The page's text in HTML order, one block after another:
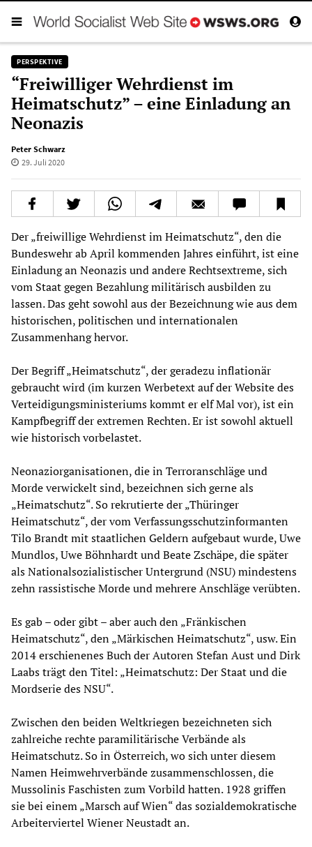
PERSPEKTIVE
“Freiwilliger Wehrdienst im
Heimatschutz” – eine Einladung an
Neonazis
Peter Schwarz
29. Juli 2020
Der „freiwillige Wehrdienst im Heimatschutz“, den die
Bundeswehr ab April kommenden Jahres einführt, ist eine
Einladung an Neonazis und andere Rechtsextreme, sich
vom Staat gegen Bezahlung militärisch ausbilden zu
lassen. Das geht sowohl aus der Bezeichnung wie aus dem
historischen, politischen und internationalen
Zusammenhang hervor.
Der Begriff „Heimatschutz“, der geradezu inflationär
gebraucht wird (im kurzen Werbetext auf der Website des
Verteidigungsministeriums kommt er elf Mal vor), ist ein
Kampfbegriff der extremen Rechten. Er ist sowohl aktuell
wie historisch vorbelastet.
Neonaziorganisationen, die in Terroranschläge und
Morde verwickelt sind, bezeichnen sich gerne als
„Heimatschutz“. So rekrutierte der „Thüringer
Heimatschutz“, der vom Verfassungsschutzinformanten
Tilo Brandt mit staatlichen Geldern aufgebaut wurde, Uwe
Mundlos, Uwe Böhnhardt und Beate Zschäpe, die später
als Nationalsozialistischer Untergrund (NSU) mindestens
zehn rassistische Morde und mehrere Anschläge verübten.
Es gab – oder gibt – aber auch den „Fränkischen
Heimatschutz“, den „Märkischen Heimatschutz“, usw. Ein
2014 erschienenes Buch der Autoren Stefan Aust und Dirk
Laabs trägt den Titel: „Heimatschutz: Der Staat und die
Mordserie des NSU“.
Zwischen den beiden Weltkriegen bezeichneten sich
zahlreiche rechte paramilitärische Verbände als
Heimatschutz. So in Österreich, wo sich unter diesem
Namen Heimwehrverbände zusammenschlossen, die
Mussolinis Faschisten zum Vorbild hatten. 1928 griffen
sie bei einem „Marsch auf Wien“ das sozialdemokratische
Arbeiterviertel Wiener Neustadt an.